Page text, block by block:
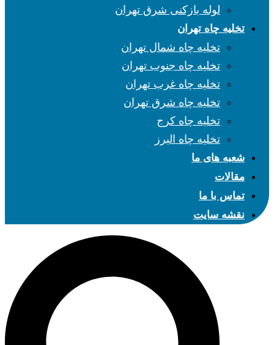
لوله بازکنی شرق تهران
تخلیه چاه تهران
تخلیه چاه شمال تهران
تخلیه چاه جنوب تهران
تخلیه چاه غرب تهران
تخلیه چاه شرق تهران
تخلیه چاه کرج
تخلیه چاه البرز
شعبه های ما
مقالات
تماس با ما
نقشه سایت